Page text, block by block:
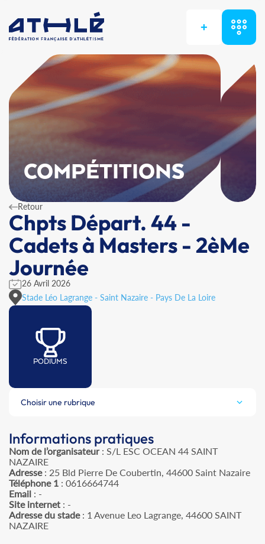
+
COMPÉTITIONS
Retour
Chpts Départ. 44 -
Cadets à Masters - 2èMe
Journée
26 Avril 2026
Stade Léo Lagrange - Saint Nazaire - Pays De La Loire
PODIUMS
Choisir une rubrique
Informations pratiques
Nom de l’organisateur: S/L ESC OCEAN 44 SAINT
NAZAIRE
Adresse: 25 Bld Pierre De Coubertin, 44600 Saint Nazaire
Téléphone 1 : 0616664744
Email : -
Site internet : -
Adresse du stade: 1 Avenue Leo Lagrange, 44600 SAINT
NAZAIRE